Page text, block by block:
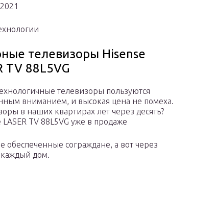
телевизоры Hisense
TV 88L5VG
телевизоры пользуются
вниманием, и высокая цена не помеха.
в наших квартирах лет через десять?
TV 88L5VG уже в продаже
обеспеченные сограждане, а вот через
каждый дом.